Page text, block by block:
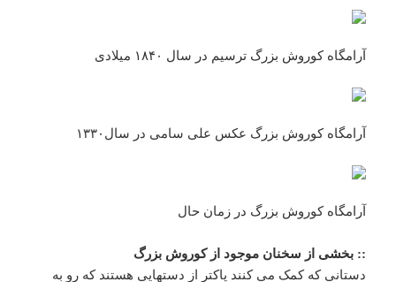
آرامگاه کوروش بزرگ ترسیم در سال ۱۸۴۰ میلادی
آرامگاه کوروش بزرگ عکس علی سامی در سال۱۳۳۰
آرامگاه کوروش بزرگ در زمان حال
:: بخشی از سخنان موجود از کوروش بزرگ
دستانی که کمک می کنند پاکتر از دستهایی هستند که رو به